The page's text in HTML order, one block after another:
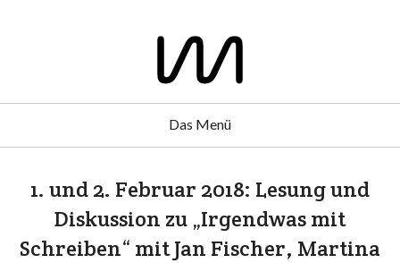
Das Menü
1. und 2. Februar 2018: Lesung und
Diskussion zu „Irgendwas mit
Schreiben“ mit Jan Fischer, Martina